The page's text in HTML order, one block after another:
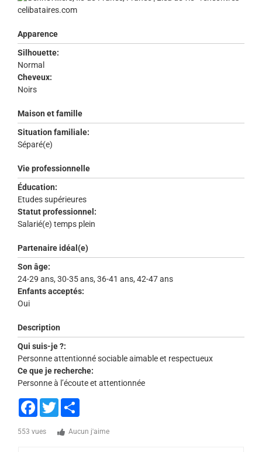
Apparence
Silhouette:
Normal
Cheveux:
Noirs
Maison et famille
Situation familiale:
Séparé(e)
Vie professionnelle
Éducation:
Etudes supérieures
Statut professionnel:
Salarié(e) temps plein
Partenaire idéal(e)
Son âge:
24-29 ans, 30-35 ans, 36-41 ans, 42-47 ans
Enfants acceptés:
Oui
Description
Qui suis-je ?:
Personne attentionné sociable aimable et respectueux
Ce que je recherche:
Personne à l’écoute et attentionnée
Facebook
Twitter
553 vues Aucun j'aime